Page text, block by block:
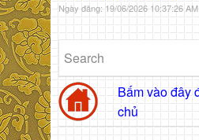
Ngày đăng: 19/06/2026 10:37:26 AM
Bấm vào đây
chủ